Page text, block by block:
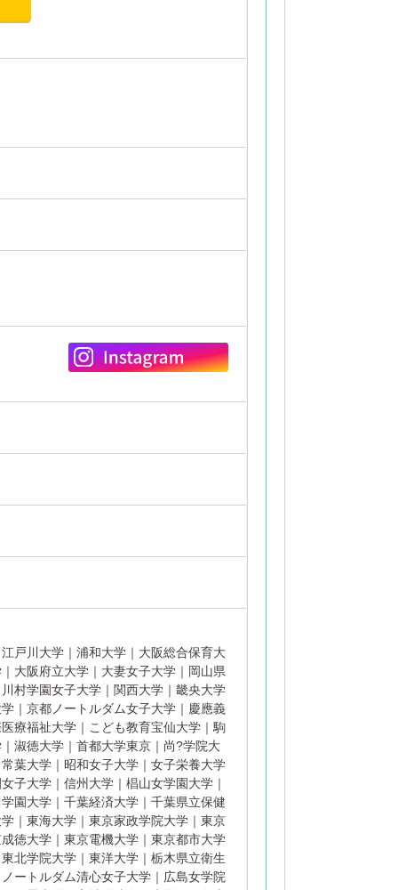
戸川大学｜浦和大学｜大阪総合保育大
大阪府立大学｜大妻女子大学｜岡山県
村学園女子大学｜関西大学｜畿央大学
｜京都ノートルダム女子大学｜慶應義
療福祉大学｜こども教育宝仙大学｜駒
淑徳大学｜首都大学東京｜尚?学院大
葉大学｜昭和女子大学｜女子栄養大学
子大学｜信州大学｜椙山女学園大学｜
園大学｜千葉経済大学｜千葉県立保健
｜東海大学｜東京家政学院大学｜東京
徳大学｜東京電機大学｜東京都市大学
北学院大学｜東洋大学｜栃木県立衛生
ートルダム清心女子大学｜広島女学院